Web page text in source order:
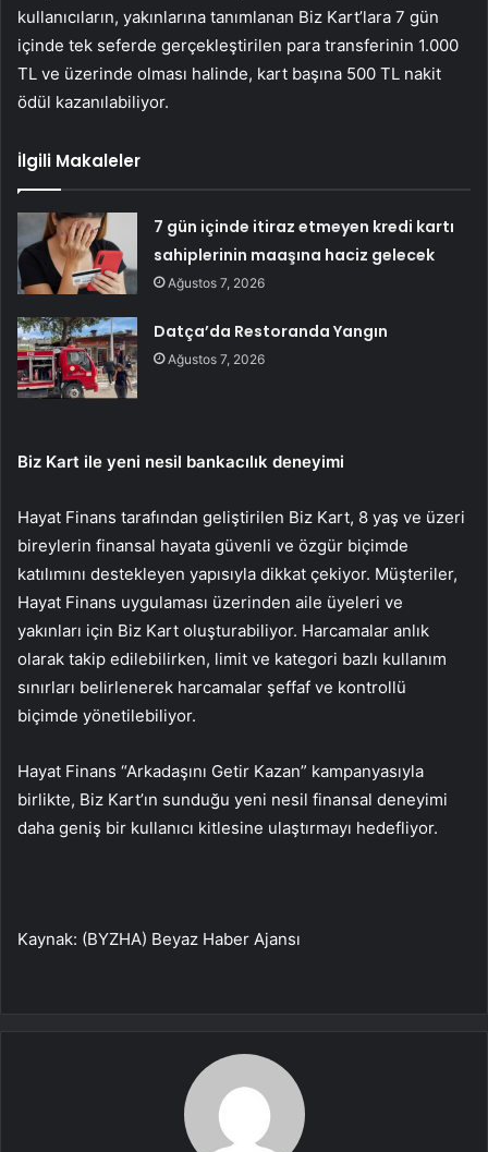
kullanıcıların, yakınlarına tanımlanan Biz Kart’lara 7 gün
içinde tek seferde gerçekleştirilen para transferinin 1.000
TL ve üzerinde olması halinde, kart başına 500 TL nakit
ödül kazanılabiliyor.
İlgili Makaleler
7 gün içinde itiraz etmeyen kredi kartı
sahiplerinin maaşına haciz gelecek
Ağustos 7, 2026
Datça’da Restoranda Yangın
Ağustos 7, 2026
Biz Kart ile yeni nesil bankacılık deneyimi
Hayat Finans tarafından geliştirilen Biz Kart, 8 yaş ve üzeri
bireylerin finansal hayata güvenli ve özgür biçimde
katılımını destekleyen yapısıyla dikkat çekiyor. Müşteriler,
Hayat Finans uygulaması üzerinden aile üyeleri ve
yakınları için Biz Kart oluşturabiliyor. Harcamalar anlık
olarak takip edilebilirken, limit ve kategori bazlı kullanım
sınırları belirlenerek harcamalar şeffaf ve kontrollü
biçimde yönetilebiliyor.
Hayat Finans “Arkadaşını Getir Kazan” kampanyasıyla
birlikte, Biz Kart’ın sunduğu yeni nesil finansal deneyimi
daha geniş bir kullanıcı kitlesine ulaştırmayı hedefliyor.
Kaynak: (BYZHA) Beyaz Haber Ajansı